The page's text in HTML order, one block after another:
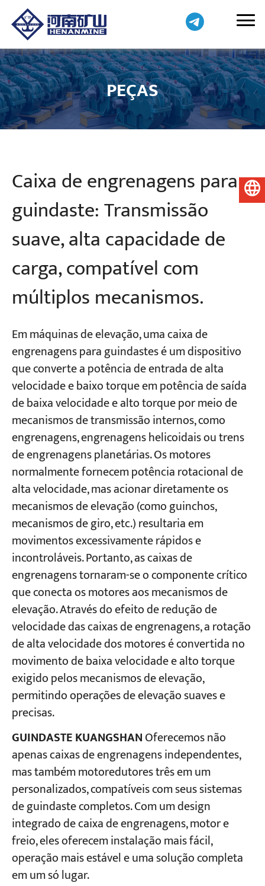
Projetos
Blogs
Notícias
Aplicações
Sobre nós
Contate-nos
PEÇAS
Caixa de engrenagens para
guindaste: Transmissão
suave, alta capacidade de
carga, compatível com
múltiplos mecanismos.
Em máquinas de elevação, uma caixa de
engrenagens para guindastes é um dispositivo
que converte a potência de entrada de alta
velocidade e baixo torque em potência de saída
de baixa velocidade e alto torque por meio de
mecanismos de transmissão internos, como
engrenagens, engrenagens helicoidais ou trens
de engrenagens planetárias. Os motores
normalmente fornecem potência rotacional de
alta velocidade, mas acionar diretamente os
mecanismos de elevação (como guinchos,
mecanismos de giro, etc.) resultaria em
movimentos excessivamente rápidos e
incontroláveis. Portanto, as caixas de
engrenagens tornaram-se o componente crítico
que conecta os motores aos mecanismos de
elevação. Através do efeito de redução de
velocidade das caixas de engrenagens, a rotação
de alta velocidade dos motores é convertida no
movimento de baixa velocidade e alto torque
exigido pelos mecanismos de elevação,
permitindo operações de elevação suaves e
precisas.
GUINDASTE KUANGSHANOferecemos não
apenas caixas de engrenagens independentes,
mas também motoredutores três em um
personalizados, compatíveis com seus sistemas
de guindaste completos. Com um design
integrado de caixa de engrenagens, motor e
freio, eles oferecem instalação mais fácil,
operação mais estável e uma solução completa
em um só lugar.
Português do Brasil